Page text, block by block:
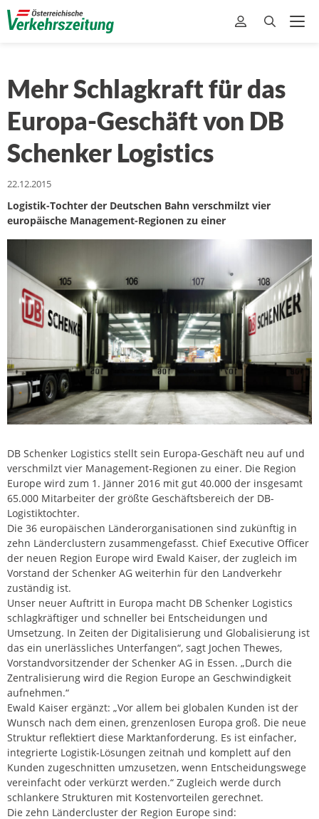
Mehr Schlagkraft für das
Europa-Geschäft von DB
Schenker Logistics
22.12.2015
Logistik-Tochter der Deutschen Bahn verschmilzt vier
europäische Management-Regionen zu einer
DB Schenker Logistics stellt sein Europa-Geschäft neu auf und
verschmilzt vier Management-Regionen zu einer. Die Region
Europe wird zum 1. Jänner 2016 mit gut 40.000 der insgesamt
65.000 Mitarbeiter der größte Geschäftsbereich der DB-
Logistiktochter.
Die 36 europäischen Länderorganisationen sind zukünftig in
zehn Länderclustern zusammengefasst. Chief Executive Officer
der neuen Region Europe wird Ewald Kaiser, der zugleich im
Vorstand der Schenker AG weiterhin für den Landverkehr
zuständig ist.
Unser neuer Auftritt in Europa macht DB Schenker Logistics
schlagkräftiger und schneller bei Entscheidungen und
Umsetzung. In Zeiten der Digitalisierung und Globalisierung ist
das ein unerlässliches Unterfangen“, sagt Jochen Thewes,
Vorstandvorsitzender der Schenker AG in Essen. „Durch die
Zentralisierung wird die Region Europe an Geschwindigkeit
aufnehmen.“
Ewald Kaiser ergänzt: „Vor allem bei globalen Kunden ist der
Wunsch nach dem einen, grenzenlosen Europa groß. Die neue
Struktur reflektiert diese Marktanforderung. Es ist einfacher,
integrierte Logistik-Lösungen zeitnah und komplett auf den
Kunden zugeschnitten umzusetzen, wenn Entscheidungswege
vereinfacht oder verkürzt werden.“ Zugleich werde durch
schlankere Strukturen mit Kostenvorteilen gerechnet.
Die zehn Ländercluster der Region Europe sind: